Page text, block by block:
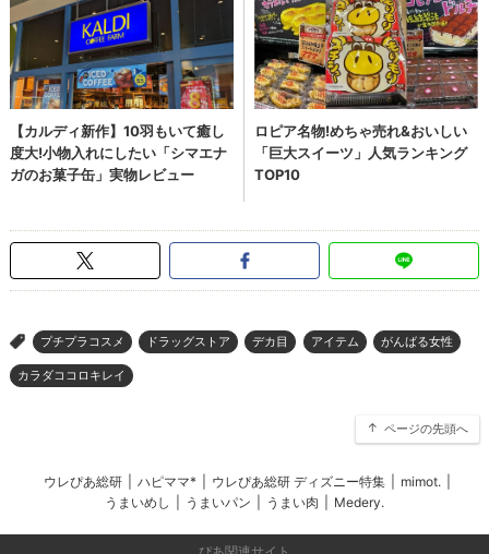
> プチプラコスメ ドラッグストア デカ目 アイテム がんばる女性
カラダココロキレイ
ページの先頭へ
ウレぴあ総研 ハピママ* ウレぴあ総研 ディズニー特集 mimot.
うまいめし
うまいパン うまい肉 Medery.